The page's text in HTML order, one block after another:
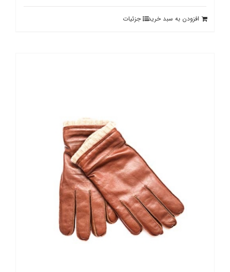
افزودن به سبد خرید جزئیات